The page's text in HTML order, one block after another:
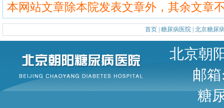
本网站文章除本院发表文章外，其余文章
首页 糖尿病医院 北京糖尿
北京朝阳区甜水园东
邮箱
糖尿病咨询